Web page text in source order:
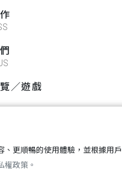
／遊戲
更順暢的使用體驗，並根據用戶
權政策。